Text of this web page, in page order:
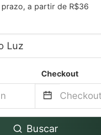
a partir de R$36
Checkout
Navigate
Buscar